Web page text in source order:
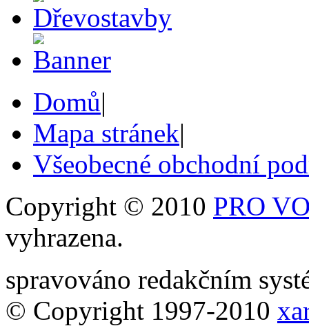
Domů|
Mapa stránek|
Všeobecné obchodní
Copyright © 2010 PRO
vyhrazena.
spravováno redakčním
© Copyright 1997-2010